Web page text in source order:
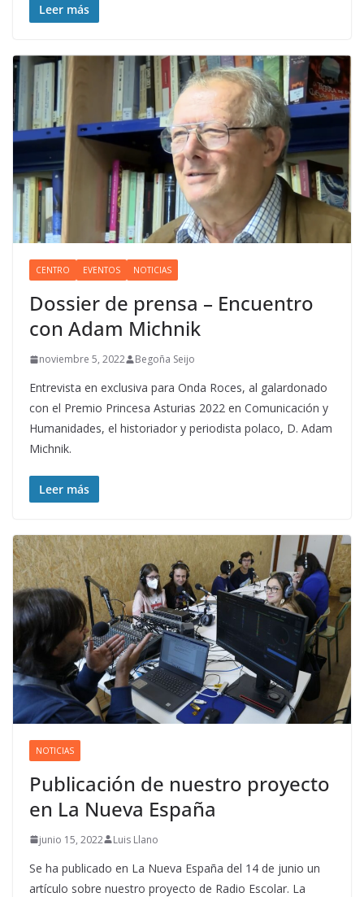
Leer más
CENTRO EVENTOS NOTICIAS
Dossier de prensa – Encuentro
con Adam Michnik
noviembre 5, 2022 Begoña Seijo
Entrevista en exclusiva para Onda Roces, al galardonado
con el Premio Princesa Asturias 2022 en Comunicación y
Humanidades, el historiador y periodista polaco, D. Adam
Michnik.
Leer más
NOTICIAS
Publicación de nuestro proyecto
en La Nueva España
junio 15, 2022 Luis Llano
Se ha publicado en La Nueva España del 14 de junio un
artículo sobre nuestro proyecto de Radio Escolar. La